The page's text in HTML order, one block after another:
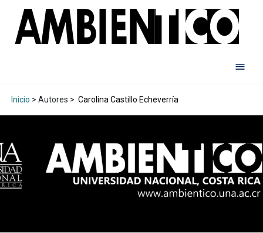
Inicio > Autores > Carolina Castillo Echeverría